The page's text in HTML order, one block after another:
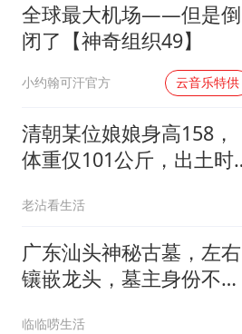
全球最大机场——但是倒
闭了【神奇组织49】
小约翰可汗官方 云音乐特供
清朝某位娘娘身高158，
体重仅101公斤，出土时
老沾看生活
广东汕头神秘古墓，左右
镶嵌龙头，墓主身份不简
临临唠生活